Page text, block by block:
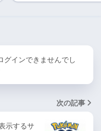
グインできませんでし
次の記事
示するサ